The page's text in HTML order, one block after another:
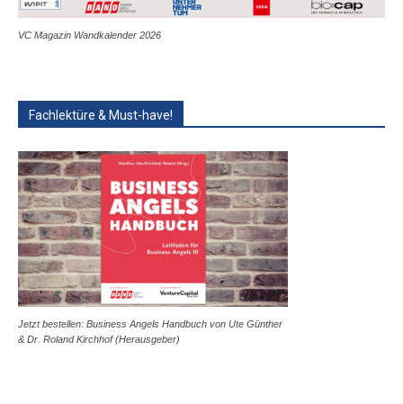
VC Magazin Wandkalender 2026
Fachlektüre & Must-have!
Jetzt bestellen: Business Angels Handbuch von Ute Günther
& Dr. Roland Kirchhof (Herausgeber)